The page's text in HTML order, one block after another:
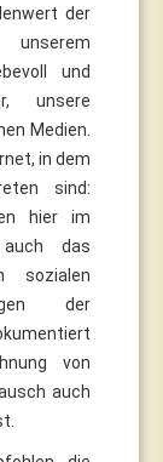
der
unserem
und
unsere
Medien.
in dem
sind:
hier im
das
sozialen
der
von
auch